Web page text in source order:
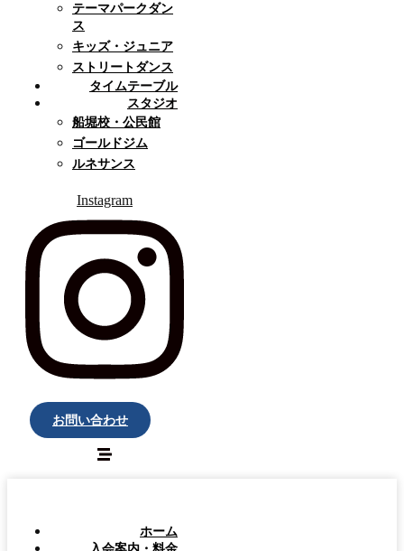
テーマパークダン
ス
キッズ・ジュニア
ストリートダンス
タイムテーブル
スタジオ
船堀校・公民館
ゴールドジム
ルネサンス
Instagram
お問い合わせ
ホーム